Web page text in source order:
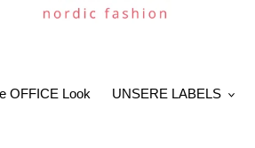
OFFICE Look UNSERE LABELS